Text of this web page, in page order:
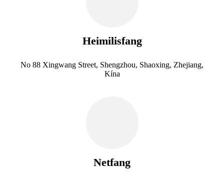
Heimilisfang
No 88 Xingwang Street, Shengzhou, Shaoxing, Zhejiang,
Kína
Netfang